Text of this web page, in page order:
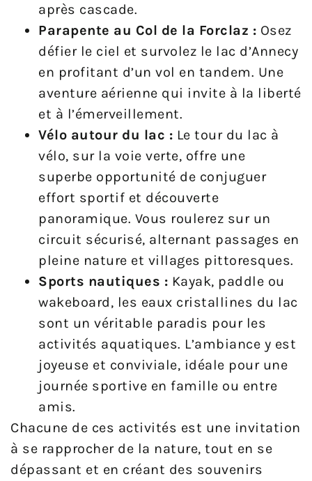
après cascade.
Parapente au Col de la Forclaz : Osez
défier le ciel et survolez le lac d’Annecy
en profitant d’un vol en tandem. Une
aventure aérienne qui invite à la liberté
et à l’émerveillement.
Vélo autour du lac : Le tour du lac à
vélo, sur la voie verte, offre une
superbe opportunité de conjuguer
effort sportif et découverte
panoramique. Vous roulerez sur un
circuit sécurisé, alternant passages en
pleine nature et villages pittoresques.
Sports nautiques : Kayak, paddle ou
wakeboard, les eaux cristallines du lac
sont un véritable paradis pour les
activités aquatiques. L’ambiance y est
joyeuse et conviviale, idéale pour une
journée sportive en famille ou entre
amis.
Chacune de ces activités est une invitation
à se rapprocher de la nature, tout en se
dépassant et en créant des souvenirs